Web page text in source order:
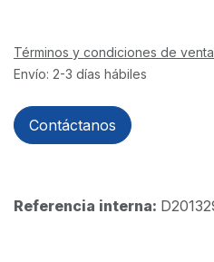
Términos y condiciones de
Envío: 2-3 días hábiles
Contáctanos
Referencia interna: